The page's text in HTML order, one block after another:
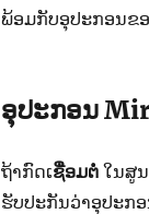
ພ້ອມກັບອຸປະກອນຂອ
ອຸປະກອນ
ຖ້າກົດ​ເຊື່ອມ​ຕໍ່ໃນສູນ
ຮັບປະກັນ​ວ່າ​ອຸປະກ